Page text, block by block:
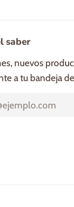
saber
nuevos
a tu bandeja